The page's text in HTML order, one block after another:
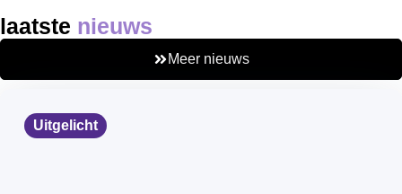
laatste nieuws
Meer nieuws
Uitgelicht